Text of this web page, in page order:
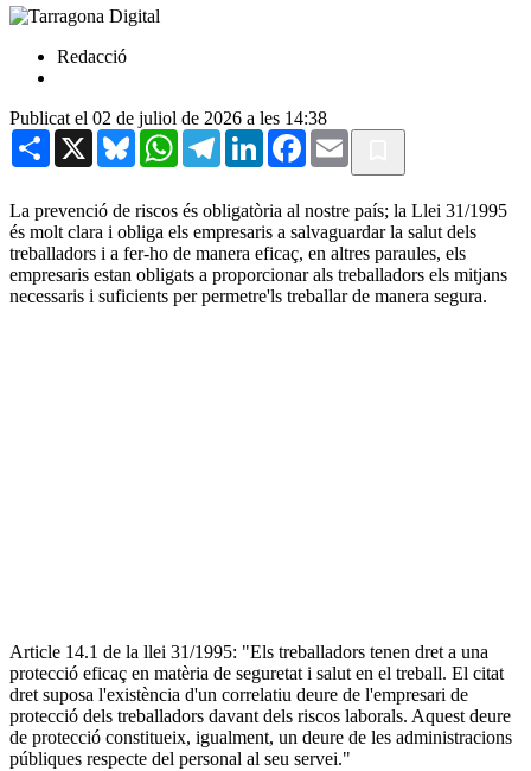
Redacció
Publicat el 02 de juliol de 2026 a les 14:38
Share X BlueskyWhatsAppTelegramLinkedInFacebook
Email
La prevenció de riscos és obligatòria al nostre país; la Llei 31/1995
és molt clara i obliga els empresaris a salvaguardar la salut dels
treballadors i a fer-ho de manera eficaç, en altres paraules, els
empresaris estan obligats a proporcionar als treballadors els mitjans
necessaris i suficients per permetre'ls treballar de manera segura.
Article 14.1 de la llei 31/1995: "Els treballadors tenen dret a una
protecció eficaç en matèria de seguretat i salut en el treball. El citat
dret suposa l'existència d'un correlatiu deure de l'empresari de
protecció dels treballadors davant dels riscos laborals. Aquest deure
de protecció constitueix, igualment, un deure de les administracions
públiques respecte del personal al seu servei."